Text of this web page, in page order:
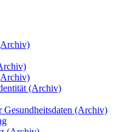
(Archiv)
Gesundheitsdaten (Archiv)